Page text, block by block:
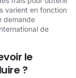
varient en fonction
demande
de
le
?